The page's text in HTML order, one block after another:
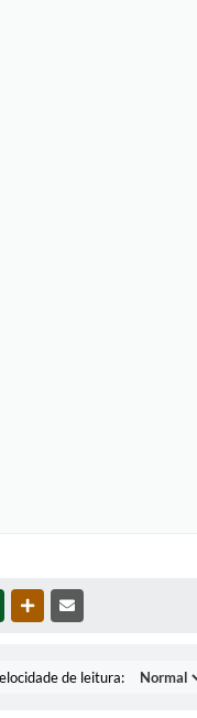
WHATSAPPOUTRAS MÍDIAS
de leitura: